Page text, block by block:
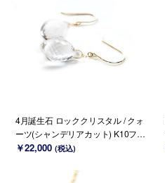
4月誕生石 ロッククリスタル / クォ
ーツ(シャンデリアカット) K10フッ
クピアス~ESPOIR~
￥22,000 (税込)